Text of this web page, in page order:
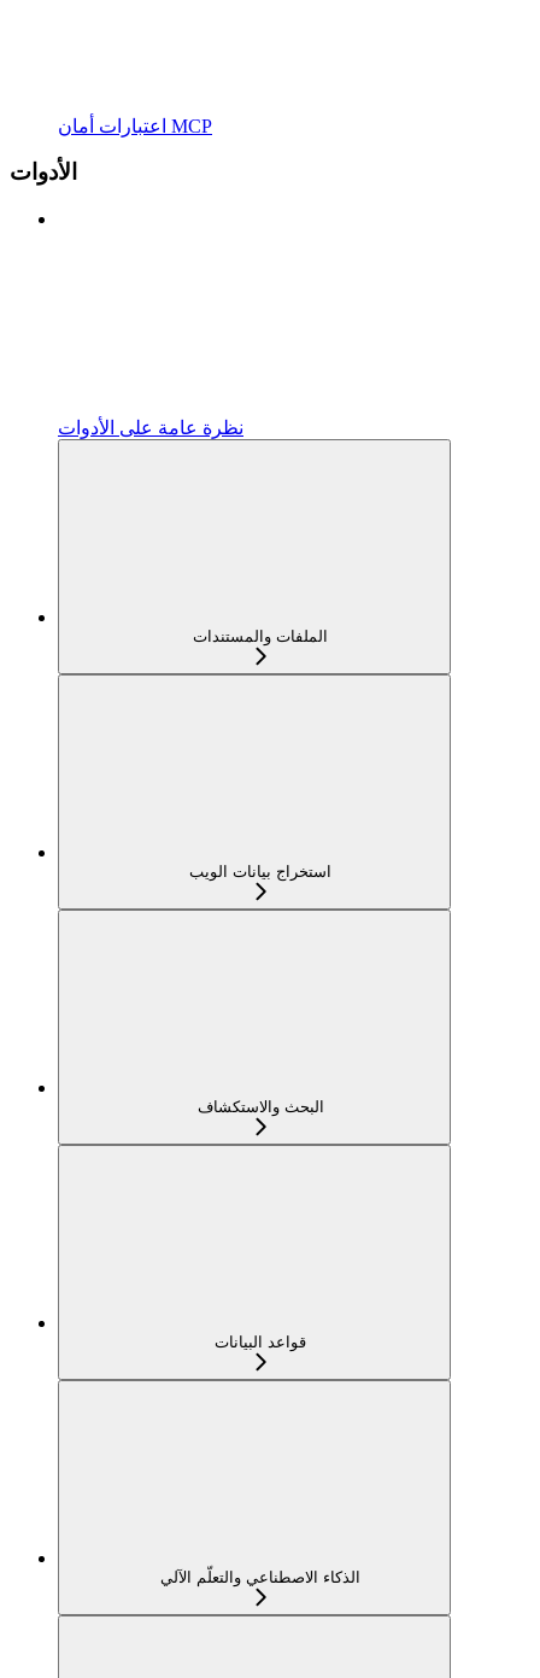
اعتبارات أمان MCP
الأدوات
نظرة عامة على الأدوات
الملفات والمستندات
استخراج بيانات الويب
البحث والاستكشاف
قواعد البيانات
الذكاء الاصطناعي والتعلّم الآلي